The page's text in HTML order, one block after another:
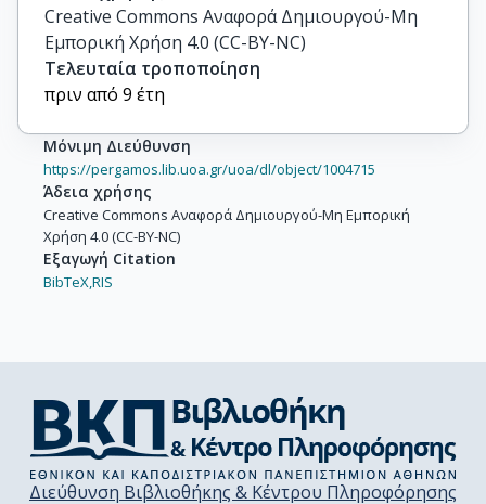
Creative Commons Αναφορά Δημιουργού-Μη
Εμπορική Χρήση 4.0 (CC-BY-NC)
Τελευταία τροποποίηση
πριν από 9 έτη
Μόνιμη Διεύθυνση
https://pergamos.lib.uoa.gr/uoa/dl/object/1004715
Άδεια χρήσης
Creative Commons Αναφορά Δημιουργού-Μη Εμπορική
Χρήση 4.0 (CC-BY-NC)
Εξαγωγή Citation
BibTeX,RIS
Διεύθυνση Βιβλιοθήκης & Κέντρου Πληροφόρησης